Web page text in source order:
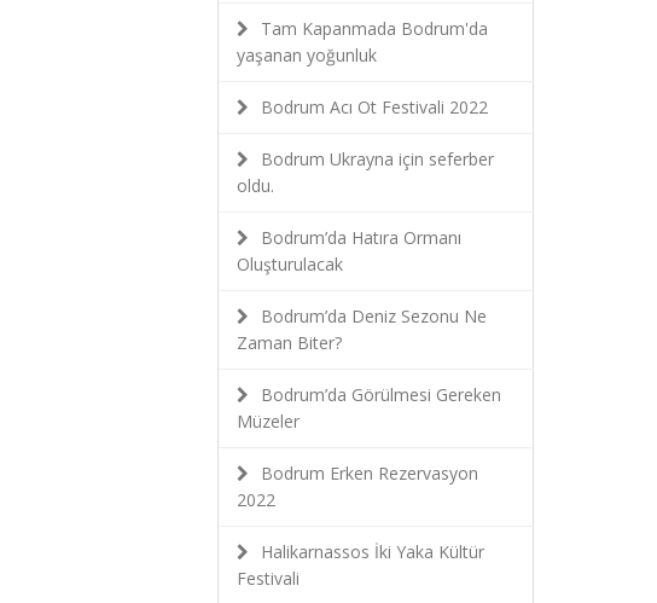
Tam Kapanmada Bodrum'da
yaşanan yoğunluk
Bodrum Acı Ot Festivali 2022
Bodrum Ukrayna için seferber
oldu.
Bodrum’da Hatıra Ormanı
Oluşturulacak
Bodrum’da Deniz Sezonu Ne
Zaman Biter?
Bodrum’da Görülmesi Gereken
Müzeler
Bodrum Erken Rezervasyon
2022
Halikarnassos İki Yaka Kültür
Festivali